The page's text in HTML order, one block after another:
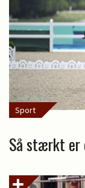
Sport
Så stærkt er